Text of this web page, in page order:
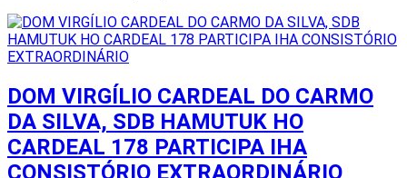
DOM VIRGÍLIO CARDEAL DO CARMO
DA SILVA, SDB HAMUTUK HO
CARDEAL 178 PARTICIPA IHA
CONSISTÓRIO EXTRAORDINÁRIO